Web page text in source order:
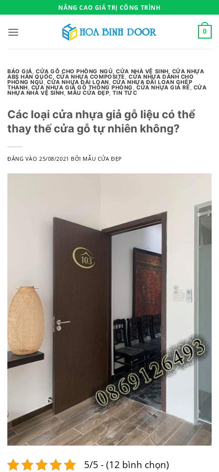
qua
nội
NÂNG CAO GIÁ TRỊ CÔNG TRÌNH
0
BÁO GIÁ,CỬA GỖ CHO PHÒNG NGỦ,CỬA NHÀ VỆ SINH, CỬA NHỰA
ABS HÀN QUỐC, CỬA NHỰA COMPOSITE,CỬA NHỰA DÀNH CHO
PHÒNG NGỦ,CỬA NHỰA ĐÀI LOAN, CỬA NHỰA ĐÀI LOAN GHÉP
THANH, CỬA NHỰA GIẢ GỖ THÔNG PHÒNG ,CỬA NHỰA GIÁ RẼ, CỬA
NHỰA NHÀ VỆ SINH,MẪU CỬA ĐẸP,TIN TỨC
Các loại cửa nhựa giả gỗ liệu có thể
thay thế cửa gỗ tự nhiên không?
ĐĂNG VÀO 25/08/2021 BỞI MẪU CỬA ĐẸP
5/5 - (12 bình chọn)